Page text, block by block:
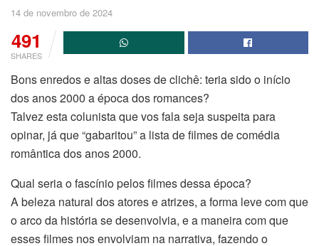
14 de novembro de 2024
491
SHARES
Bons enredos e altas doses de clichê: teria sido o início
dos anos 2000 a época dos romances?
Talvez esta colunista que vos fala seja suspeita para
opinar, já que “gabaritou” a lista de filmes de comédia
romântica dos anos 2000.
Qual seria o fascínio pelos filmes dessa época?
A beleza natural dos atores e atrizes, a forma leve com que
o arco da história se desenvolvia, e a maneira com que
esses filmes nos envolviam na narrativa, fazendo o